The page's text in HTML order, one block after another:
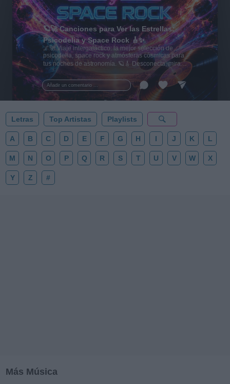
Añadir un comentario ...
🪐🚀 Canciones para Ver las Estrellas:
Psicodelia y Space Rock 🎸✨
🌌🚀 Viaje intergaláctico: la mejor selección de
psicodelia, space rock y atmósferas cósmicas para
tus noches de astronomía. 🪐🎸 Desconecta, mira
al firmamento y siente la gravedad cero. 💾 ¡Guarda
esta colección para tu próxima noche estrellada!
✨⭐
Letras Top Artistas Playlists
A B C D E F G H I J K L
M N O P Q R S T U V W X
Y Z #
Más Música